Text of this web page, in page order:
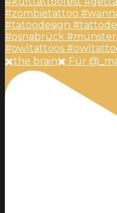
✖️the brain✖️ Für